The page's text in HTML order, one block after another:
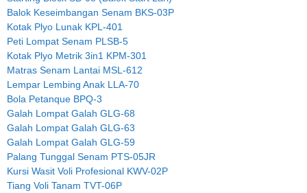
Balok Keseimbangan Senam BKS-03P
Kotak Plyo Lunak KPL-401
Peti Lompat Senam PLSB-5
Kotak Plyo Metrik 3in1 KPM-301
Matras Senam Lantai MSL-612
Lempar Lembing Anak LLA-70
Bola Petanque BPQ-3
Galah Lompat Galah GLG-68
Galah Lompat Galah GLG-63
Galah Lompat Galah GLG-59
Palang Tunggal Senam PTS-05JR
Kursi Wasit Voli Profesional KWV-02P
Tiang Voli Tanam TVT-06P